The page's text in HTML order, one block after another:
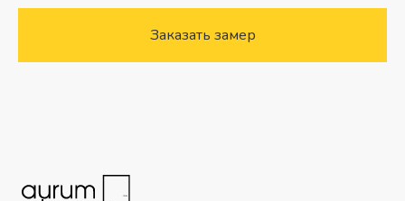
Заказать замер